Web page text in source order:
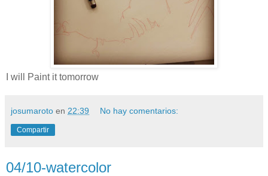
I will Paint it tomorrow
josumaroto en 22:39 No hay comentarios:
Compartir
04/10-watercolor